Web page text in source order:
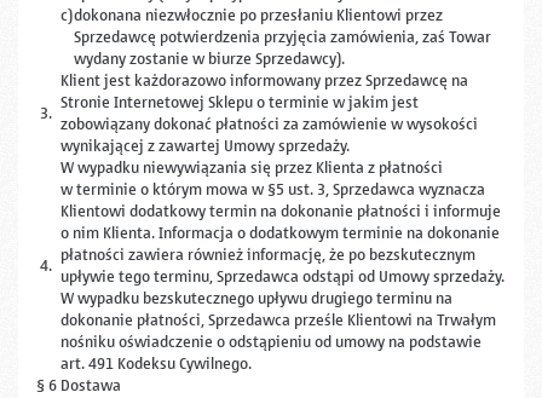
c)dokonana niezwłocznie po przesłaniu Klientowi przez
Sprzedawcę potwierdzenia przyjęcia zamówienia, zaś Towar
wydany zostanie w biurze Sprzedawcy).
3.
Klient jest każdorazowo informowany przez Sprzedawcę na
Stronie Internetowej Sklepu o terminie w jakim jest
zobowiązany dokonać płatności za zamówienie w wysokości
wynikającej z zawartej Umowy sprzedaży.
4.
W wypadku niewywiązania się przez Klienta z płatności
w terminie o którym mowa w §5 ust. 3, Sprzedawca wyznacza
Klientowi dodatkowy termin na dokonanie płatności i informuje
o nim Klienta. Informacja o dodatkowym terminie na dokonanie
płatności zawiera również informację, że po bezskutecznym
upływie tego terminu, Sprzedawca odstąpi od Umowy sprzedaży.
W wypadku bezskutecznego upływu drugiego terminu na
dokonanie płatności, Sprzedawca prześle Klientowi na Trwałym
nośniku oświadczenie o odstąpieniu od umowy na podstawie
art. 491 Kodeksu Cywilnego.
§ 6 Dostawa